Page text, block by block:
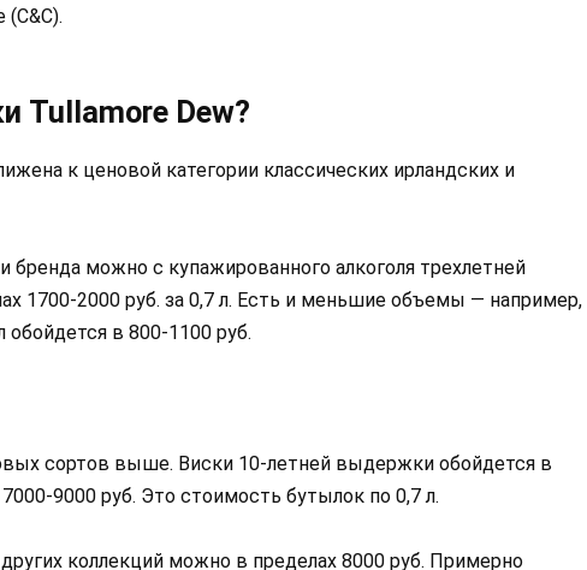
(C&C).
Tullamore Dew?
к ценовой категории классических ирландских и
бренда можно с купажированного алкоголя трехлетней
1700-2000 руб. за 0,7 л. Есть и меньшие объемы — например,
в 800-1100 руб.
сортов выше. Виски 10-летней выдержки обойдется в
9000 руб. Это стоимость бутылок по 0,7 л.
коллекций можно в пределах 8000 руб. Примерно